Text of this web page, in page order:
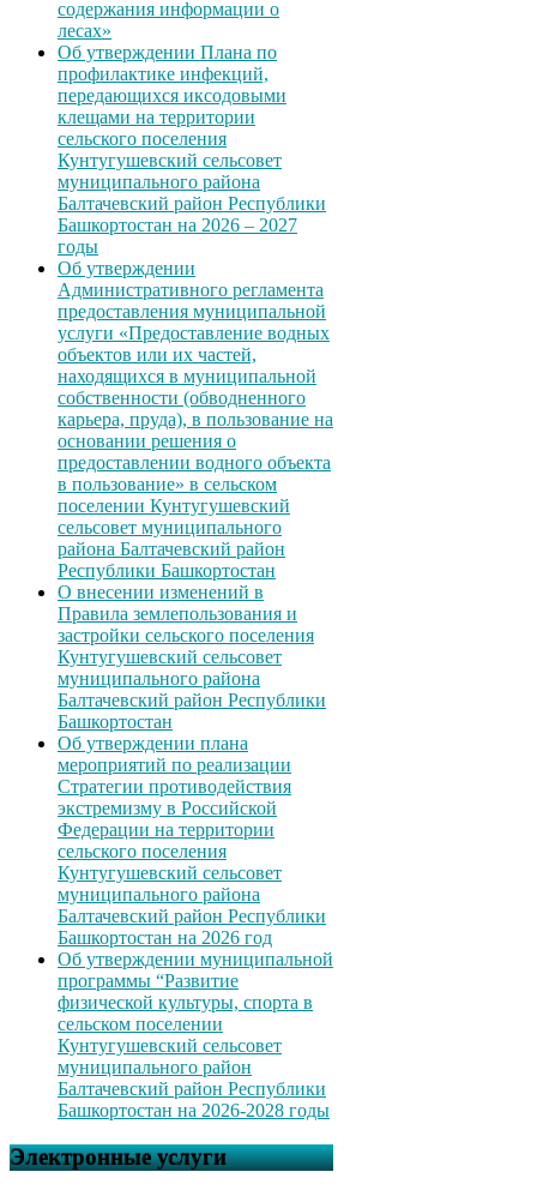
содержания информации о
лесах»
Об утверждении Плана по
профилактике инфекций,
передающихся иксодовыми
клещами на территории
сельского поселения
Кунтугушевский сельсовет
муниципального района
Балтачевский район Республики
Башкортостан на 2026 – 2027
годы
Об утверждении
Административного регламента
предоставления муниципальной
услуги «Предоставление водных
объектов или их частей,
находящихся в муниципальной
собственности (обводненного
карьера, пруда), в пользование на
основании решения о
предоставлении водного объекта
в пользование» в сельском
поселении Кунтугушевский
сельсовет муниципального
района Балтачевский район
Республики Башкортостан
О внесении изменений в
Правила землепользования и
застройки сельского поселения
Кунтугушевский сельсовет
муниципального района
Балтачевский район Республики
Башкортостан
Об утверждении плана
мероприятий по реализации
Стратегии противодействия
экстремизму в Российской
Федерации на территории
сельского поселения
Кунтугушевский сельсовет
муниципального района
Балтачевский район Республики
Башкортостан на 2026 год
Об утверждении муниципальной
программы “Развитие
физической культуры, спорта в
сельском поселении
Кунтугушевский сельсовет
муниципального район
Балтачевский район Республики
Башкортостан на 2026-2028 годы
Электронные услуги